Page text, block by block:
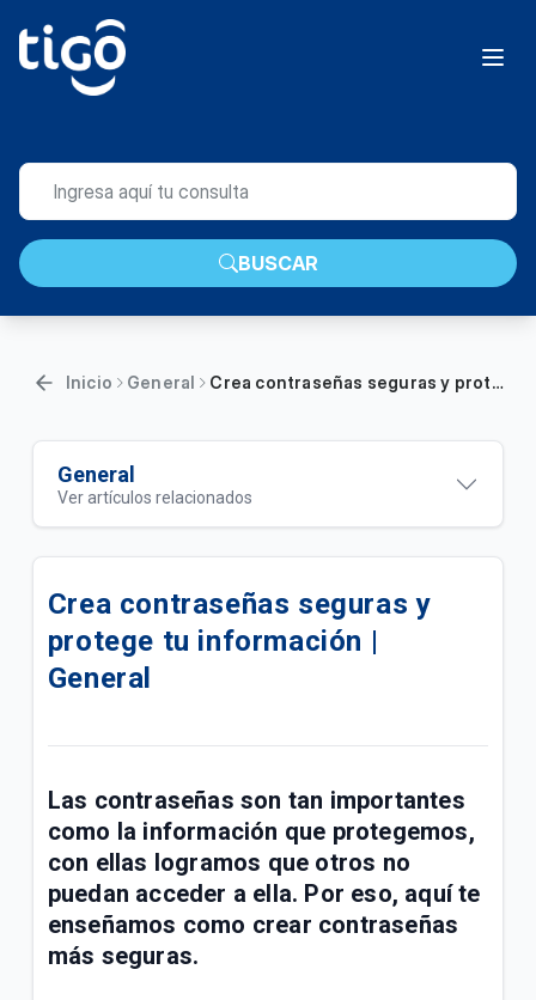
BUSCAR
Inicio General Crea contraseñas seguras y protege tu información | General
General
Ver artículos relacionados
Compra tu celular 5G en cuotas | Móvil
¿Cómo pagar tus facturas de servicios fijos y
móviles con QR de Bre-b en Mi Tigo? | General
Confirmación de tu visita Tigo por Emtelco | Hogar
Conoce la factura de tu paquete Full Tigo y Full
Información importante de recursos de ley sobre
radicación de PQRS | General
Compra de acciones de UNE por parte de Millicom |
General
Crea contraseñas seguras y
protege tu información |
General
Las contraseñas son tan importantes
como la información que protegemos,
con ellas logramos que otros no
puedan acceder a ella. Por eso, aquí te
enseñamos como crear contraseñas
más seguras.